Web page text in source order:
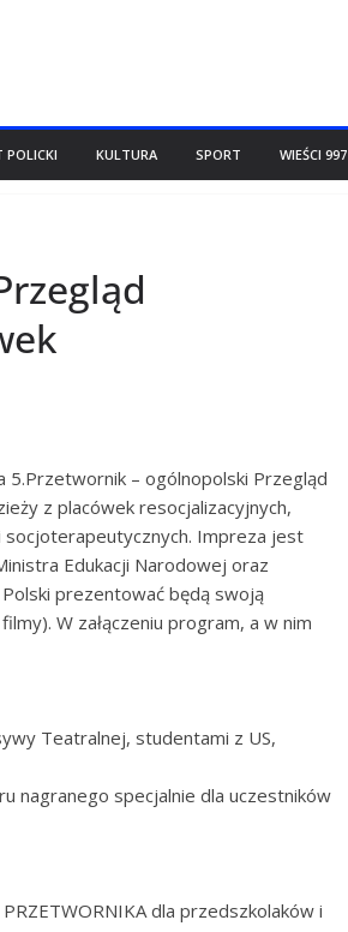
POLICKI KULTURA SPORT WIEŚCI 997
– ogólnopolski Przegląd
z placówek resocjalizacyjnych,
socjoterapeutycznych. Impreza jest
Edukacji Narodowej oraz
prezentować będą swoją
W załączeniu program, a w nim
Teatralnej, studentami z US,
nagranego specjalnie dla uczestników
dla przedszkolaków i